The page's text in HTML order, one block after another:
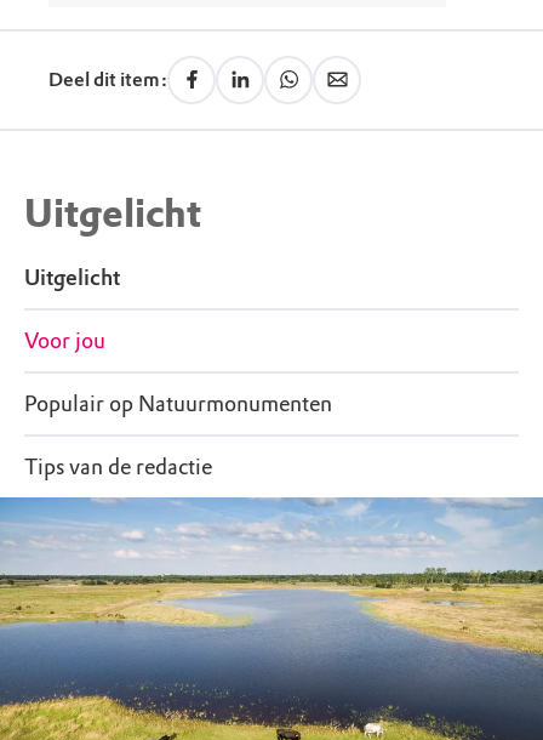
Deel dit item:
Uitgelicht
Uitgelicht
Voor jou
Populair op Natuurmonumenten
Tips van de redactie